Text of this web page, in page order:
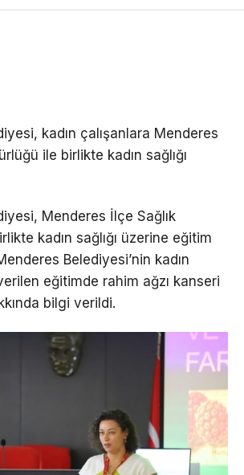
kadın çalışanlara Menderes
ile birlikte kadın sağlığı
Menderes İlçe Sağlık
kadın sağlığı üzerine eğitim
Belediyesi’nin kadın
eğitimde rahim ağzı kanseri
bilgi verildi.